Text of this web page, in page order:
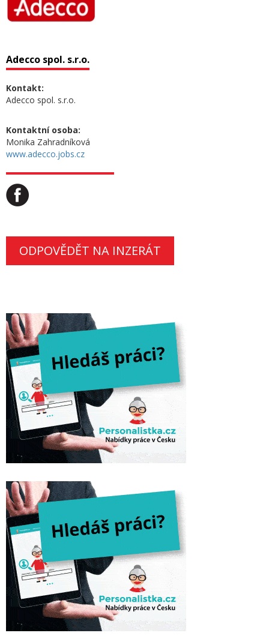
Adecco spol. s.r.o.
Kontakt:
Adecco spol. s.r.o.
Kontaktní osoba:
Monika Zahradníková
www.adecco.jobs.cz
ODPOVĚDĚT NA INZERÁT